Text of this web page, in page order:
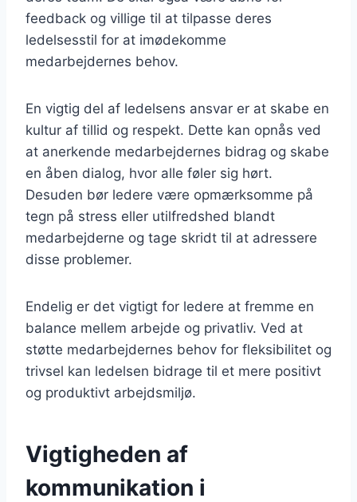
feedback og villige til at tilpasse deres
ledelsesstil for at imødekomme
medarbejdernes behov.
En vigtig del af ledelsens ansvar er at skabe en
kultur af tillid og respekt. Dette kan opnås ved
at anerkende medarbejdernes bidrag og skabe
en åben dialog, hvor alle føler sig hørt.
Desuden bør ledere være opmærksomme på
tegn på stress eller utilfredshed blandt
medarbejderne og tage skridt til at adressere
disse problemer.
Endelig er det vigtigt for ledere at fremme en
balance mellem arbejde og privatliv. Ved at
støtte medarbejdernes behov for fleksibilitet og
trivsel kan ledelsen bidrage til et mere positivt
og produktivt arbejdsmiljø.
Vigtigheden af
kommunikation i